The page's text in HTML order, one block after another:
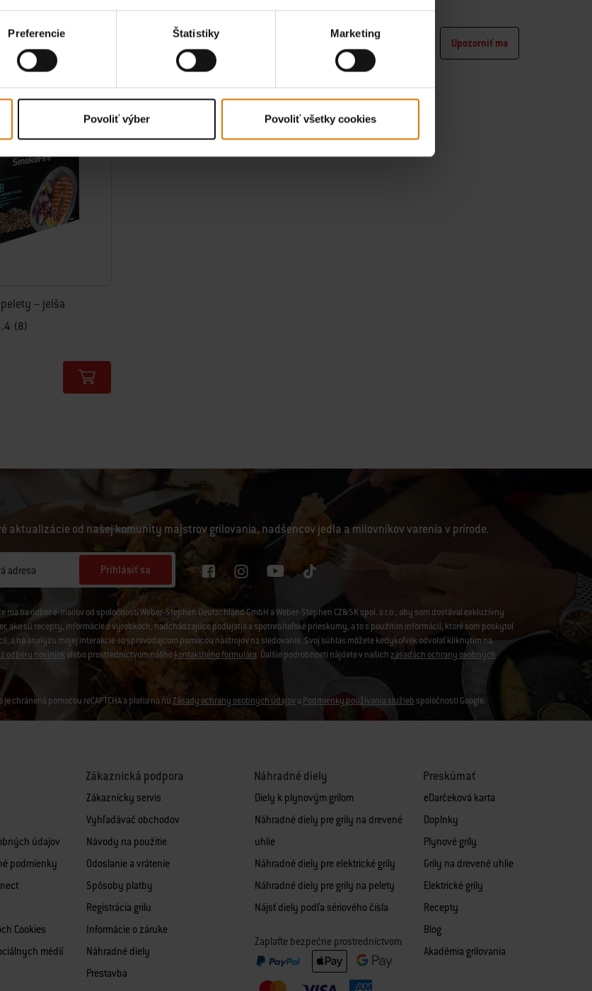
Preferencie Štatistiky Marketing
Povoliť výber Povoliť všetky cookies
€ 19,99
Color Options
€ 19,99
vrátane DPH
Color Options
Upozorniť ma
– jelša
(8)
aktualizácie od našej komunity majstrov grilovania, nadšencov jedla a milovníkov varenia v prírode.
adresa Prihlásiť sa
ma na odber e-mailov od spoločností Weber-Stephen Deutschland GmbH a Weber-Stephen CZ&SK spol. s r.o., aby som dostával exkluzívny
ako sú recepty, informácie o výrobkoch, nadchádzajúce podujatia a spotrebiteľské prieskumy, a to s použitím informácií, ktoré som poskytol
a na analýzu mojej interakcie so spravodajcom pomocou nástrojov na sledovanie. Svoj súhlas môžete kedykoľvek odvolať kliknutím na
odberu noviniekalebo prostredníctvom nášhokontaktného formulára. Ďalšie podrobnosti nájdete v našichzásadách ochrany osobných
je chránená pomocou reCAPTCHA a platia na ňuZásady ochrany osobných údajova Podmienky používania služieb spoločnosti Google.
údajov
podmienky
Cookies
médií
Zákaznická podpora
Zákaznícky servis
Vyhľadávač obchodov
Návody na použitie
Odoslanie a vrátenie
Spôsoby platby
Registrácia grilu
Informácie o záruke
Náhradné diely
Prestavba
Náhradné diely
Diely k plynovým grilom
Náhradné diely pre grily na drevené
uhlie
Náhradné diely pre elektrické grily
Náhradné diely pre grily na pelety
Nájsť diely podľa sériového čísla
Zaplaťte bezpečne prostredníctvom
Preskúmať
eDarčeková karta
Doplnky
Plynové grily
Grily na drevené uhlie
Elektrické grily
Recepty
Blog
Akadémia grilovania